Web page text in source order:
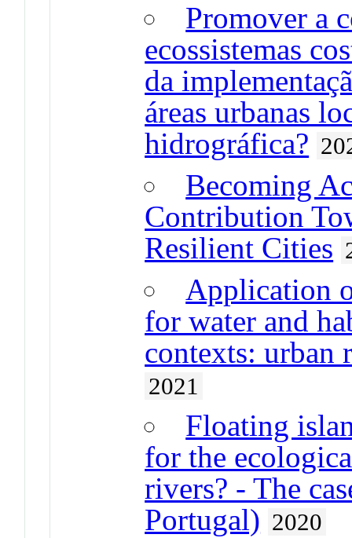
Promover a
ecossistemas
da
áreas urbanas
hidrográfica?
Becoming
Contribution
Resilient Cities
Application
for water and
contexts: urban
2021
Floating
for the
rivers? - The
Portugal) 2020